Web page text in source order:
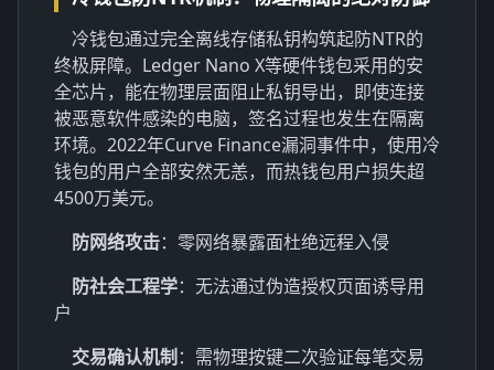
冷钱包通过完全离线存储私钥构筑起防NTR的
终极屏障。Ledger Nano X等硬件钱包采用的安
全芯片，能在物理层面阻止私钥导出，即使连接
被恶意软件感染的电脑，签名过程也发生在隔离
环境。2022年Curve Finance漏洞事件中，使用冷
钱包的用户全部安然无恙，而热钱包用户损失超
4500万美元。
防网络攻击：零网络暴露面杜绝远程入侵
防社会工程学：无法通过伪造授权页面诱导用
户
交易确认机制 ：需物理按键二次验证每笔交易